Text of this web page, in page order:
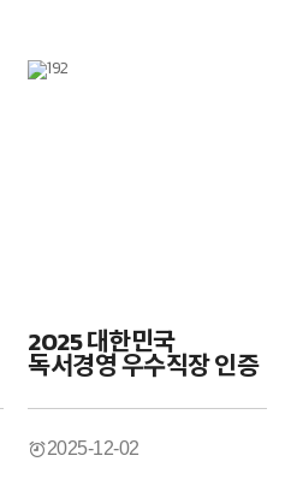
2025 대한민국
독서경영 우수직장 인증
2025-12-02